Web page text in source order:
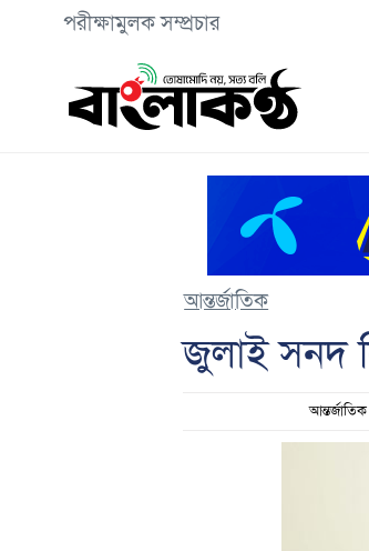
পরীক্ষামুলক সম্প্রচার
আন্তর্জাতিক
জুলাই সনদ